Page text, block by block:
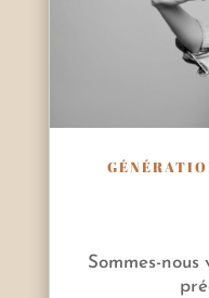
Sommes-